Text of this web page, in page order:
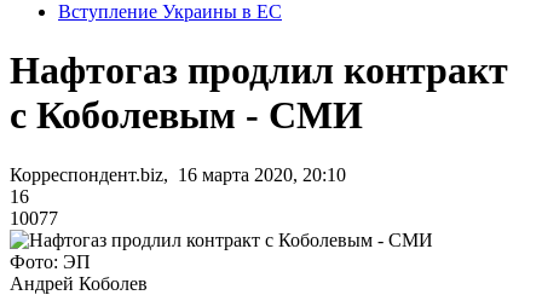
Вступление Украины в ЕС
Нафтогаз продлил контракт
с Коболевым - СМИ
Корреспондент.biz, 16 марта 2020, 20:10
16
10077
Фото: ЭП
Андрей Коболев